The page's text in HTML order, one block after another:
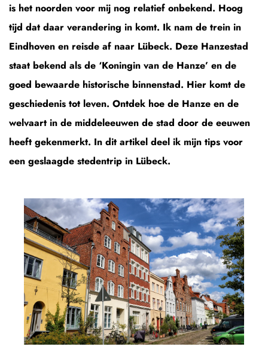
is het noorden voor mij nog relatief onbekend. Hoog
tijd dat daar verandering in komt. Ik nam de trein in
Eindhoven en reisde af naar Lübeck. Deze Hanzestad
staat bekend als de ‘Koningin van de Hanze’ en de
goed bewaarde historische binnenstad. Hier komt de
geschiedenis tot leven. Ontdek hoe de Hanze en de
welvaart in de middeleeuwen de stad door de eeuwen
heeft gekenmerkt. In dit artikel deel ik mijn tips voor
een geslaagde stedentrip in Lübeck.